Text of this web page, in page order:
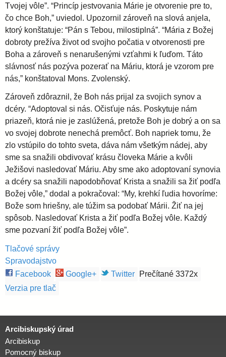
Tvojej vôle”. “Princíp jestvovania Márie je otvorenie pre to,
čo chce Boh,” uviedol. Upozornil zároveň na slová anjela,
ktorý konštatuje: “Pán s Tebou, milostiplná”. “Mária z Božej
dobroty prežíva život od svojho počatia v otvorenosti pre
Boha a zároveň s nenarušenými vzťahmi k ľuďom. Táto
slávnosť nás pozýva pozerať na Máriu, ktorá je vzorom pre
nás,” konštatoval Mons. Zvolenský.
Zároveň zdôraznil, že Boh nás prijal za svojich synov a
dcéry. “Adoptoval si nás. Očisťuje nás. Poskytuje nám
priazeň, ktorá nie je zaslúžená, pretože Boh je dobrý a on sa
vo svojej dobrote nenechá premôcť. Boh napriek tomu, že
zlo vstúpilo do tohto sveta, dáva nám všetkým nádej, aby
sme sa snažili obdivovať krásu človeka Márie a kvôli
Ježišovi nasledovať Máriu. Aby sme ako adoptovaní synovia
a dcéry sa snažili napodobňovať Krista a snažili sa žiť podľa
Božej vôle,” dodal a pokračoval: “My, krehkí ľudia hovoríme:
Bože som hriešny, ale túžim sa podobať Márii. Žiť na jej
spôsob. Nasledovať Krista a žiť podľa Božej vôle. Každý
sme pozvaní žiť podľa Božej vôle”.
Tlačové správy
Spravodajstvo
Facebook
Google+ Twitter
Prečítané 3372x
Verzia pre tlač
Arcibiskupský úrad
Arcibiskup
Pomocný biskup